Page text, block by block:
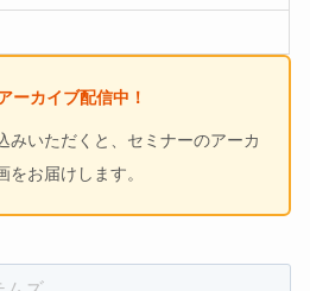
ーカイブ配信中！
みいただくと、セミナーのアーカ
をお届けします。